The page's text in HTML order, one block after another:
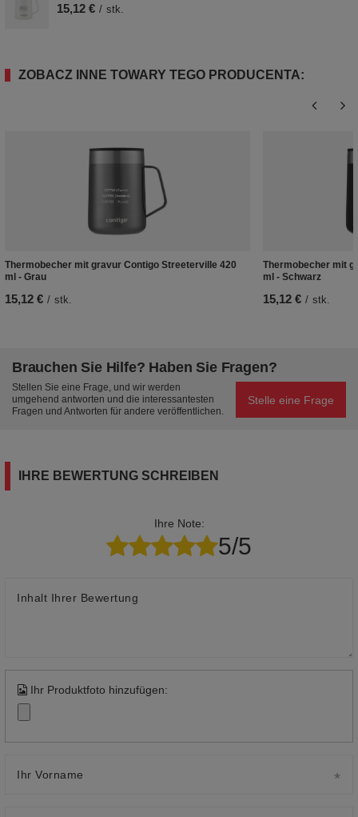
15,12 € / stk.
ZOBACZ INNE TOWARY TEGO PRODUCENTA:
Thermobecher mit gravur Contigo Streeterville 420
ml - Grau
15,12 € / stk.
Thermobecher mit
ml - Schwarz
15,12 € / stk.
Brauchen Sie Hilfe? Haben Sie Fragen?
Stellen Sie eine Frage, und wir werden
umgehend antworten und die interessantesten
Fragen und Antworten für andere veröffentlichen.
Stelle eine Frage
IHRE BEWERTUNG SCHREIBEN
Ihre Note:
5/5
Inhalt Ihrer Bewertung
Ihr Produktfoto hinzufügen:
Ihr Vorname